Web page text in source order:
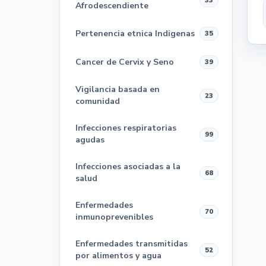
Afrodescendiente
Pertenencia etnica Indigenas 35
Cancer de Cervix y Seno 39
Vigilancia basada en
comunidad
23
Infecciones respiratorias
agudas
99
Infecciones asociadas a la
salud
68
Enfermedades
inmunoprevenibles
70
Enfermedades transmitidas
por alimentos y agua
52